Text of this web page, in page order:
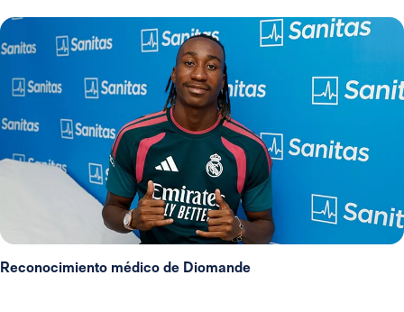
Reconocimiento médico de Diomande